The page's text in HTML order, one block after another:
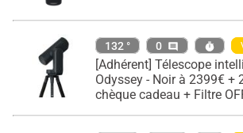
132 ° 0
[Adhérent] Télescope
Odyssey - Noir à 2399€ +
chèque cadeau + Filtre